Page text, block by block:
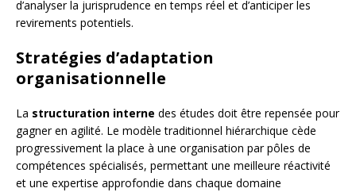
d’analyser la jurisprudence en temps réel et d’anticiper les
revirements potentiels.
Stratégies d’adaptation
organisationnelle
La structuration interne des études doit être repensée pour
gagner en agilité. Le modèle traditionnel hiérarchique cède
progressivement la place à une organisation par pôles de
compétences spécialisés, permettant une meilleure réactivité
et une expertise approfondie dans chaque domaine